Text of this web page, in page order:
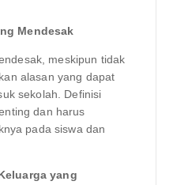
Mendesak
meskipun tidak
alasan yang dapat
sekolah. Definisi
dan harus
pada siswa dan
yang